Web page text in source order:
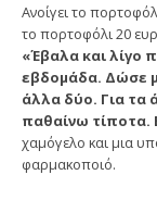
Ανοίγει το
το πορτοφόλι 20
«Έβαλα και λίγο
εβδομάδα. Δώσε
άλλα δύο. Για τα
παθαίνω τίποτα.
χαμόγελο και μια
φαρμακοποιό.